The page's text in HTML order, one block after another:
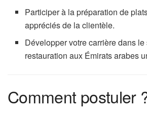
Participer à la préparation de
appréciés de la clientèle.
Développer votre carrière dans
restauration aux Émirats arabes
Comment postuler